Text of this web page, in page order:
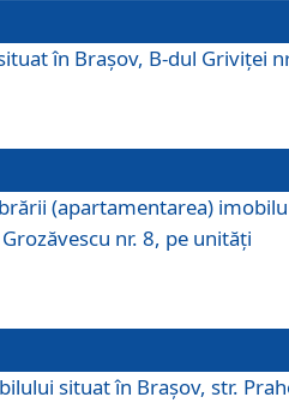
în Braşov, B-dul Griviţei
(apartamentarea)
nr. 8, pe unităţi
situat în Braşov, str.